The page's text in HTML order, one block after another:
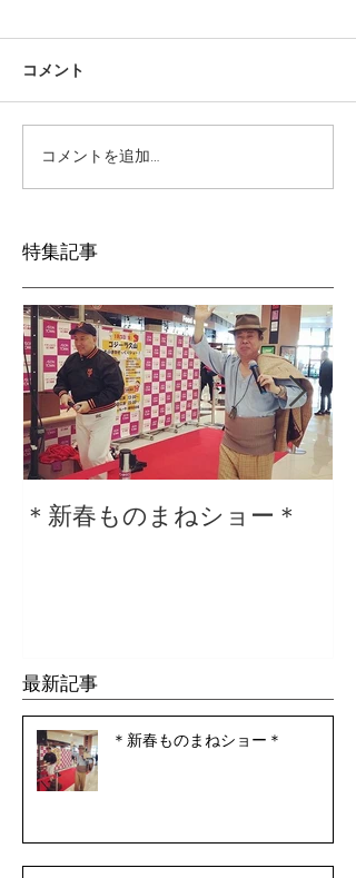
コメント
コメントを追加…
特集記事
＊新春ものまねショー＊
最新記事
＊新春ものまねショー＊